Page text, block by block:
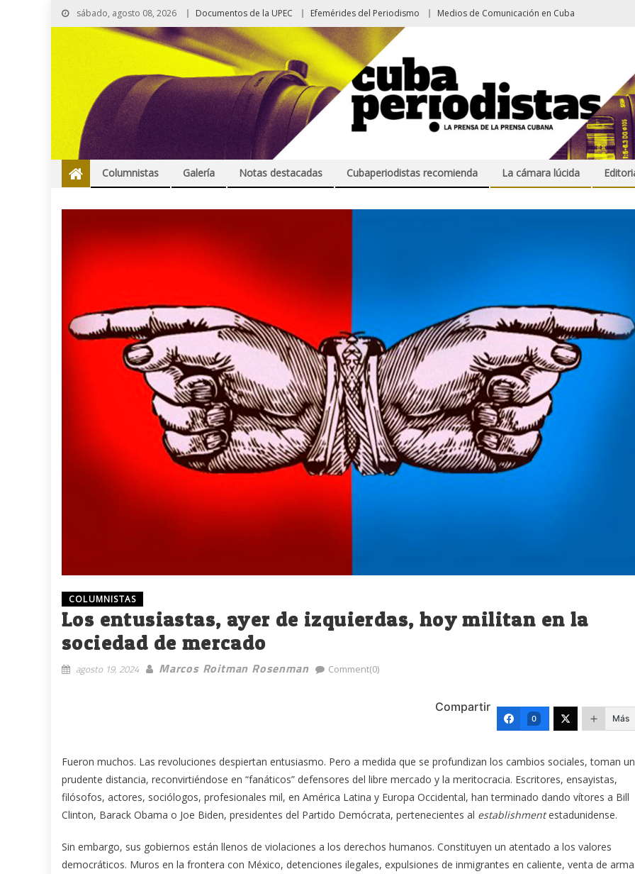
sábado, agosto 08, 2026 Documentos de la UPEC Efemérides del Periodismo Medios de Comunicación en Cuba
Columnistas Galería Notas destacadas Cubaperiodistas recomienda La cámara lúcida
COLUMNISTAS
Los entusiastas, ayer de izquierdas, hoy militan en la
sociedad de mercado
agosto 19, 2024 Marcos Roitman Rosenman Comment(0)
Compartir
0 Más
Fueron muchos. Las revoluciones despiertan entusiasmo. Pero a medida que se profundizan los cambios sociales, toman
prudente distancia, reconvirtiéndose en “fanáticos” defensores del libre mercado y la meritocracia. Escritores, ensayistas,
filósofos, actores, sociólogos, profesionales mil, en América Latina y Europa Occidental, han terminado dando vítores a Bill
Clinton, Barack Obama o Joe Biden, presidentes del Partido Demócrata, pertenecientes al establishmentestadunidense.
Sin embargo, sus gobiernos están llenos de violaciones a los derechos humanos. Constituyen un atentado a los valores
democráticos. Muros en la frontera con México, detenciones ilegales, expulsiones de inmigrantes en caliente, venta de